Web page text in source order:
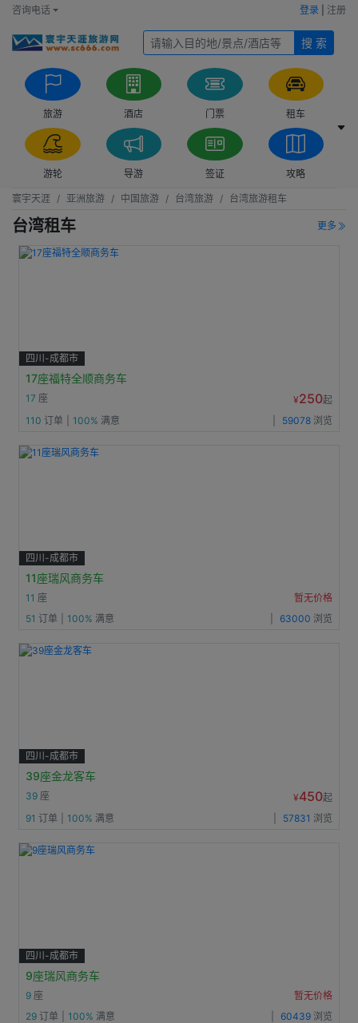
咨询电话 登录 注册
搜 索
旅游 酒店 门票 租车
游轮 导游 签证 攻略
寰宇天涯 亚洲旅游 中国旅游 台湾旅游 台湾旅游租车
台湾租车 更多
四川-成都市
17座福特全顺商务车
17 座 ¥250起
110 订单 100% 满意 59078 浏览
四川-成都市
11座瑞风商务车
11 座
暂无价格
51 订单 100% 满意 63000 浏览
四川-成都市
39座金龙客车
39 座 ¥450起
91 订单 100% 满意 57831 浏览
四川-成都市
9座瑞风商务车
9 座
暂无价格
29 订单 100% 满意 60439 浏览